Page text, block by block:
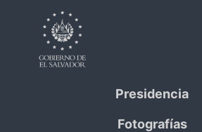
Presidencia
Fotografías